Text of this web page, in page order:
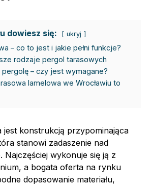
dowiesz się: ukryj
– co to jest i jakie pełni funkcje?
rodzaje pergol tarasowych
– czy jest wymagane?
lamelowa we Wrocławiu to
jest konstrukcją przypominająca
stanowi zadaszenie nad
Najczęściej wykonuje się ją z
a bogata oferta na rynku
dopasowanie materiału,